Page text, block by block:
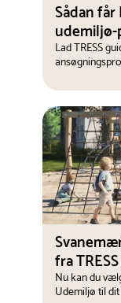
Sådan
Lad TRESS
fra
Nu kan du
Udemiljø til